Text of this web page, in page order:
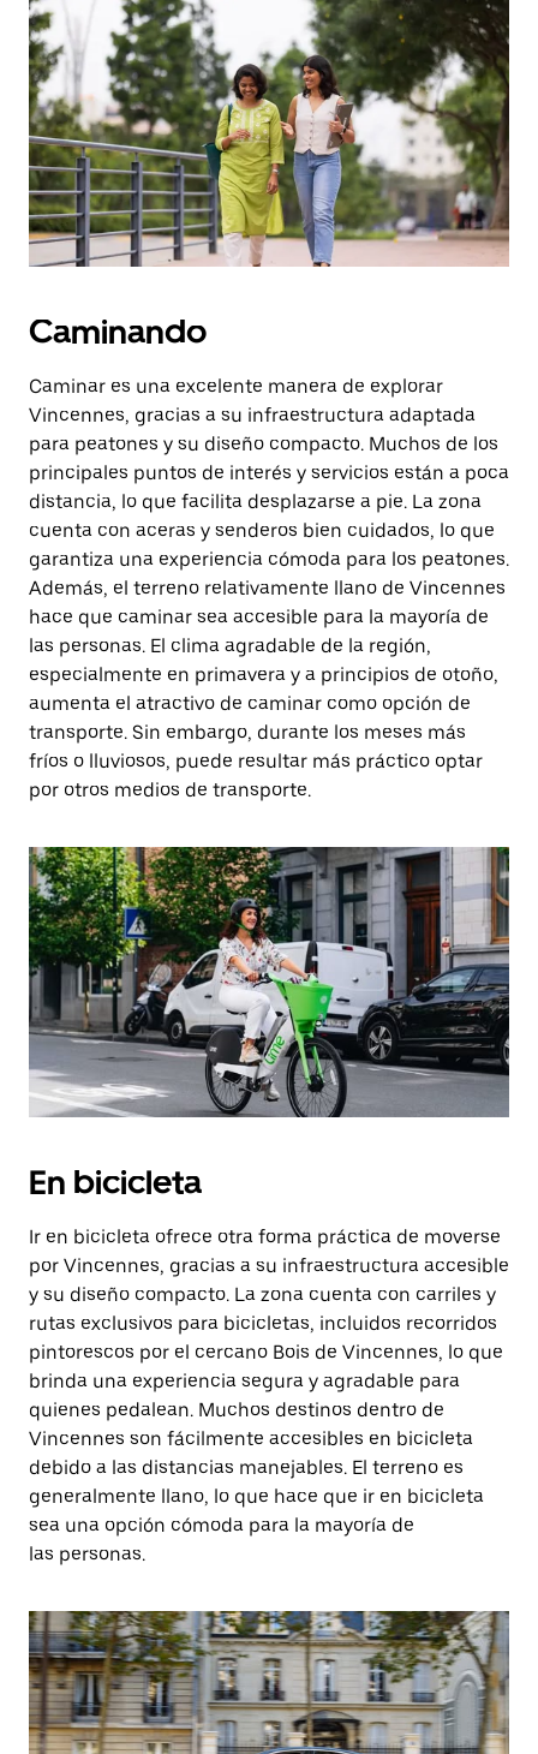
fecha.
Pulsa
el
botón
de
escape
para
cerrar
el
calendario.
Caminando
Caminar es una excelente manera de explorar
Vincennes, gracias a su infraestructura adaptada
para peatones y su diseño compacto. Muchos de los
principales puntos de interés y servicios están a poca
distancia, lo que facilita desplazarse a pie. La zona
cuenta con aceras y senderos bien cuidados, lo que
garantiza una experiencia cómoda para los peatones.
Además, el terreno relativamente llano de Vincennes
hace que caminar sea accesible para la mayoría de
las personas. El clima agradable de la región,
especialmente en primavera y a principios de otoño,
aumenta el atractivo de caminar como opción de
transporte. Sin embargo, durante los meses más
fríos o lluviosos, puede resultar más práctico optar
por otros medios de transporte.
En bicicleta
Ir en bicicleta ofrece otra forma práctica de moverse
por Vincennes, gracias a su infraestructura accesible
y su diseño compacto. La zona cuenta con carriles y
rutas exclusivos para bicicletas, incluidos recorridos
pintorescos por el cercano Bois de Vincennes, lo que
brinda una experiencia segura y agradable para
quienes pedalean. Muchos destinos dentro de
Vincennes son fácilmente accesibles en bicicleta
debido a las distancias manejables. El terreno es
generalmente llano, lo que hace que ir en bicicleta
sea una opción cómoda para la mayoría de
las personas.